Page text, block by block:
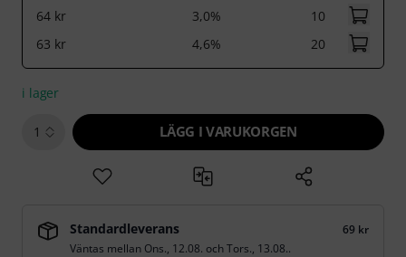
64 kr
3,0%
10
63 kr
4,6% 20
i lager
1 LÄGG I VARUKORGEN
Standardleverans
69 kr
Väntas mellan Ons., 12.08. ochTors., 13.08..